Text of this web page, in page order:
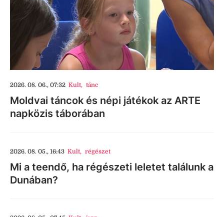
2026. 08. 06., 07:32 Kult, tánc
Moldvai táncok és népi játékok az ARTE
napközis táborában
2026. 08. 05., 16:43 Kult, régészet
Mi a teendő, ha régészeti leletet találunk a
Dunában?